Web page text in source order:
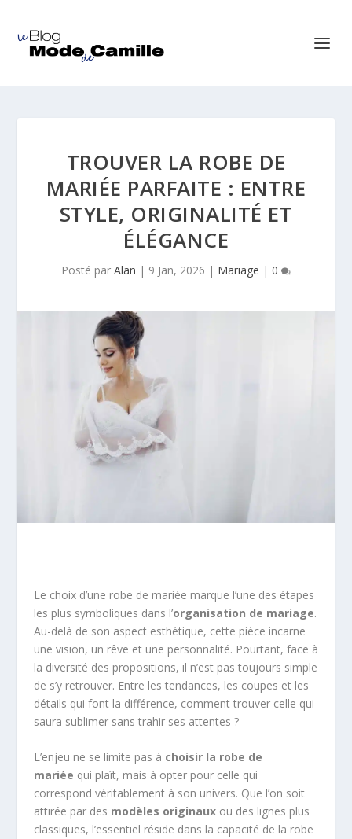
TROUVER LA ROBE DE
MARIÉE PARFAITE : ENTRE
STYLE, ORIGINALITÉ ET
ÉLÉGANCE
Posté par Alan | 9 Jan, 2026 | Mariage | 0
Le choix d’une robe de mariée marque l’une des étapes
les plus symboliques dans l’organisation de mariage.
Au-delà de son aspect esthétique, cette pièce incarne
une vision, un rêve et une personnalité. Pourtant, face à
la diversité des propositions, il n’est pas toujours simple
de s’y retrouver. Entre les tendances, les coupes et les
détails qui font la différence, comment trouver celle qui
saura sublimer sans trahir ses attentes ?
L’enjeu ne se limite pas à choisir la robe de
mariée qui plaît, mais à opter pour celle qui
correspond véritablement à son univers. Que l’on soit
attirée par des modèles originauxou des lignes plus
classiques, l’essentiel réside dans la capacité de la robe